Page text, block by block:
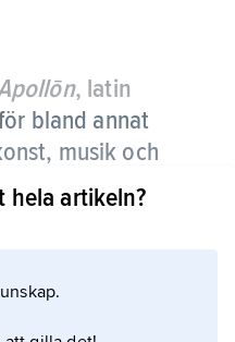
, latin
bland annat
musik och
myter uppträder
hela artikeln?